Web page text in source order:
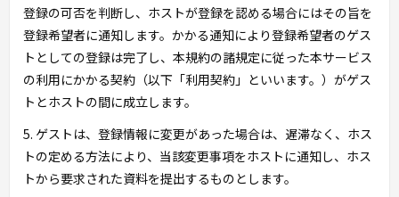
登録の可否を判断し、ホストが登録を認める場合にはその旨を
登録希望者に通知します。かかる通知により登録希望者のゲス
トとしての登録は完了し、本規約の諸規定に従った本サービス
の利用にかかる契約（以下「利用契約」といいます。）がゲス
トとホストの間に成立します。
5. ゲストは、登録情報に変更があった場合は、遅滞なく、ホス
トの定める方法により、当該変更事項をホストに通知し、ホス
トから要求された資料を提出するものとします。